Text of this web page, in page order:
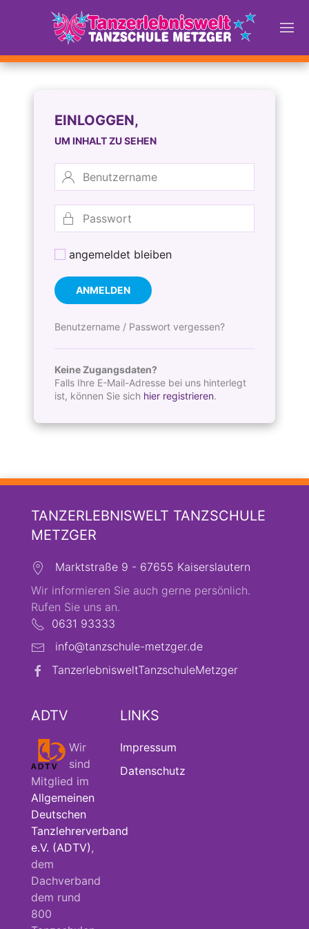
EINLOGGEN,
UM INHALT ZU SEHEN
angemeldet bleiben
ANMELDEN
Benutzername / Passwort vergessen?
Keine Zugangsdaten?
Falls Ihre E-Mail-Adresse bei uns hinterlegt
ist, können Sie sich hier registrieren.
TANZERLEBNISWELT TANZSCHULE
METZGER
Marktstraße 9 - 67655 Kaiserslautern
Wir informieren Sie auch gerne persönlich.
Rufen Sie uns an.
0631 93333
info@tanzschule-metzger.de
TanzerlebnisweltTanzschuleMetzger
ADTV
Wir
sind
Mitglied im
Allgemeinen
Deutschen
Tanzlehrerverband
e.V. (ADTV) ,
dem
Dachverband
dem rund
800
LINKS
Impressum
Datenschutz